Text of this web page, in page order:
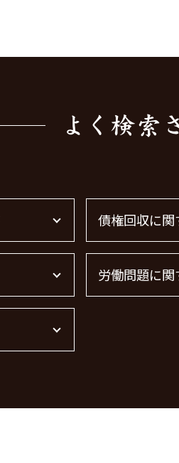
債権回収に
売掛金 未回
債権回収 個
労働問題に